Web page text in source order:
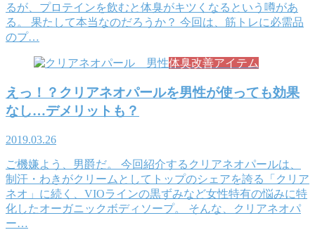
るが、プロテインを飲むと体臭がキツくなるという噂があ
る。 果たして本当なのだろうか？ 今回は、筋トレに必需品
のプ…
体臭改善アイテム
えっ！？クリアネオパールを男性が使っても効果
なし…デメリットも？
2019.03.26
ご機嫌よう、男爵だ。 今回紹介するクリアネオパールは、
制汗・わきがクリームとしてトップのシェアを誇る「クリア
ネオ」に続く、VIOラインの黒ずみなど女性特有の悩みに特
化したオーガニックボディソープ。 そんな、クリアネオパ
ー…